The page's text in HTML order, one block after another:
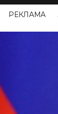
РЕКЛАМА